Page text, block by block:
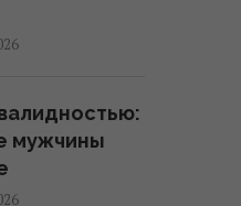
мужчины